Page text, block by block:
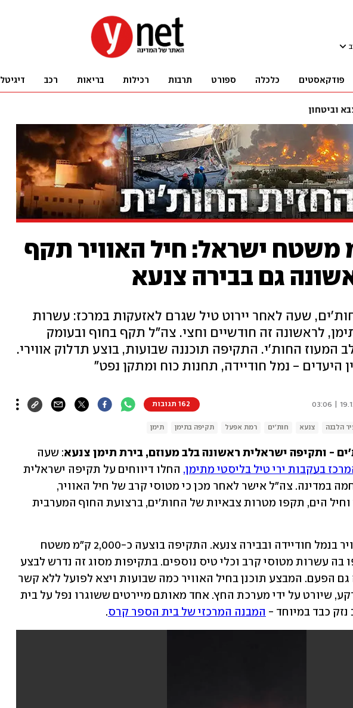
פודקאסטים כלכלה ספורט תרבות רכילות בריאות רכב דיגיטל
וביטחון
ק"מ משטח ישראל: חיל האוויר תקף
גם בבירה צנעא
שעה לאחר יירוט טיל שגרם לאזעקות במרכז: עשרות
לראשונה זה חודשיים וחצי. צה"ל תקף בחוף ובעומק
המעוז החות'י. התקיפה תוכננה שבועות, בוצע תדלוק אווירי.
162 תגובות
הלבנה צנעא חות'ים רמת אפעל תקיפה בתימן תימן
- ותקיפה ישראלית ראשונה בלב מעוזם, בירת תימן צנעא
בעקבות ירי טיל בליסטי מתימן,
כבד במיוחד - המבנה המרכזי של בית הספר קרס.